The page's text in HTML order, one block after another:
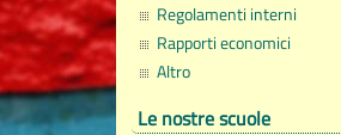
Regolamenti interni
Rapporti economici
Altro
Le nostre scuole